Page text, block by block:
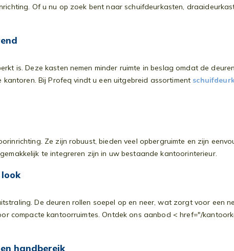
Of u nu op zoek bent naar schuifdeurkasten,
is. Deze kasten nemen minder ruimte in beslag omdat de
Bij Profeq vindt u een uitgebreid assortiment
Ze zijn robuust, bieden veel opbergruimte en zijn
te integreren zijn in uw bestaande kantoorinterieur.
De deuren rollen soepel op en neer, wat zorgt voor een
compacte kantoorruimtes. Ontdek ons aanbod < href="/
handbereik